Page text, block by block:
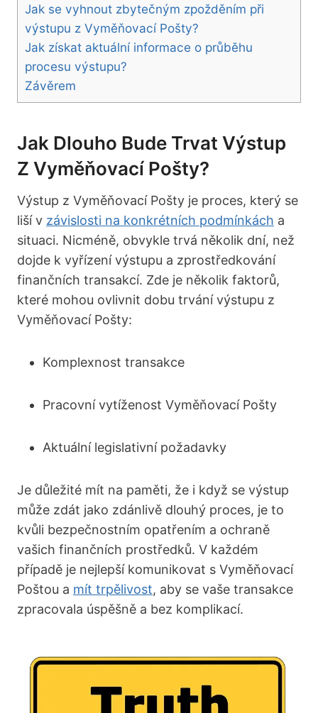
Jak se vyhnout zbytečným zpožděním při
výstupu z Vyměňovací Pošty?
Jak získat aktuální informace o průběhu
procesu výstupu?
Závěrem
Jak Dlouho Bude Trvat Výstup
Z Vyměňovací Pošty?
Výstup z Vyměňovací Pošty je proces, který se
liší v závislosti na konkrétních podmínkách a
situaci. Nicméně, obvykle trvá několik dní, než
dojde k vyřízení výstupu a zprostředkování
finančních transakcí. Zde je několik faktorů,
které mohou ovlivnit dobu trvání výstupu z
Vyměňovací Pošty:
Komplexnost transakce
Pracovní vytíženost Vyměňovací Pošty
Aktuální legislativní požadavky
Je důležité mít na paměti, že i když se výstup
může zdát jako zdánlivě dlouhý proces, je to
kvůli bezpečnostním opatřením a ochraně
vašich finančních prostředků. V každém
případě je nejlepší komunikovat s Vyměňovací
Poštou a mít trpělivost, aby se vaše transakce
zpracovala úspěšně a bez komplikací.